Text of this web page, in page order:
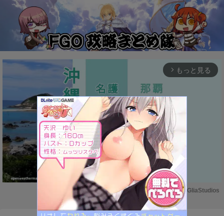
arrow_forward_ios もっと見る
M
Powered by GliaStudios